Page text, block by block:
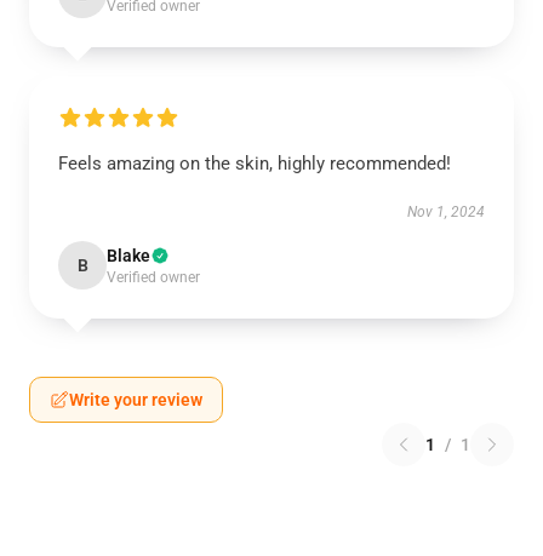
Verified owner
Feels amazing on the skin, highly recommended!
Nov 1, 2024
B Blake
Verified owner
Write your review
1 / 1